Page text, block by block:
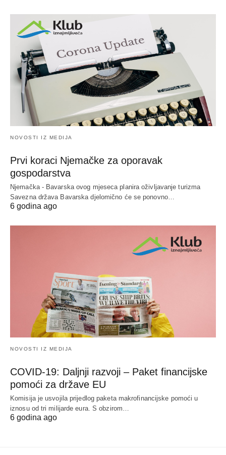
NOVOSTI IZ MEDIJA
Prvi koraci Njemačke za oporavak
gospodarstva
Njemačka - Bavarska ovog mjeseca planira oživljavanje turizma
Savezna država Bavarska djelomično će se ponovno…
6 godina ago
NOVOSTI IZ MEDIJA
COVID-19: Daljnji razvoji – Paket financijske
pomoći za države EU
Komisija je usvojila prijedlog paketa makrofinancijske pomoći u
iznosu od tri milijarde eura. S obzirom…
6 godina ago